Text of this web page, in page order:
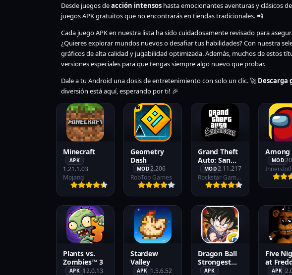
Desde juegos deacción intensoshasta emocionantes aventuras y clásicos
juegos APK gratuitos que no encontrarás en tiendas tradicionales. 📲
Cada juego APK en nuestra lista ha sido cuidadosamente revisado para
¿Quieres explorar mundos nuevos o desafiar tus habilidades? Con nuestra
gráficos de alta calidad y jugabilidad optimizada. Además, muchos de estos
versiones especiales para que tengas siempre algo nuevo que probar.
Dale a tu Android una dosis de entretenimiento con solo un clic. 🚀 Descarga
diversión está aquí, esperando por ti! 🎉
Minecraft
APK
1.21.1.03
Mojang
Geometry
Dash
MOD2.206
RobTop Games
Grand Theft
Auto: San
Andreas
MOD2.11.217
Rockstar Games
Among
MOD
Plants vs.
Zombies™ 3
APK 12.0.13
Stardew
Valley
APK 1.5.6.52
Dragon Ball
Strongest
Warrior
APK
Five
at
APK